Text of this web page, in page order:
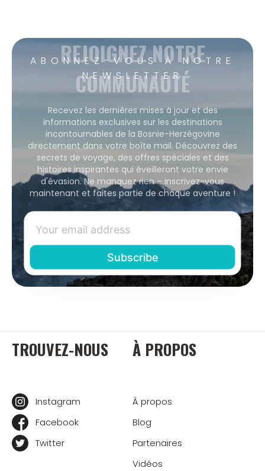
ABONNEZ-VOUS À NOTRE
NEWSLETTER
REJOIGNEZ NOTRE
COMMUNAUTÉ
Recevez les dernières mises à jour et des
informations exclusives sur les destinations
incontournables de la Bosnie-Herzégovine
directement dans votre boîte mail. Découvrez des
secrets de voyage, des offres spéciales et des
histoires inspirantes qui éveilleront votre envie
d'évasion. Ne manquez rien – inscrivez-vous
maintenant et faites partie de chaque aventure !
TROUVEZ-NOUS
Instagram
Facebook
Twitter
À PROPOS
À propos
Blog
Partenaires
Vidéos